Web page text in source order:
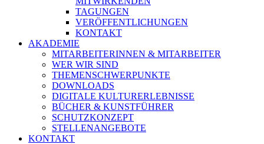
TAGUNGEN
VERÖFFENTLICHUNGEN
KONTAKT
AKADEMIE
MITARBEITERINNEN & MITARBEITER
WER WIR SIND
THEMENSCHWERPUNKTE
DOWNLOADS
DIGITALE KULTURERLEBNISSE
BÜCHER & KUNSTFÜHRER
SCHUTZKONZEPT
STELLENANGEBOTE
KONTAKT